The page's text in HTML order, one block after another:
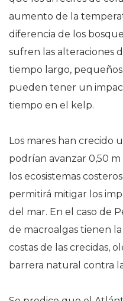
aumento de la
diferencia de los
sufren las alteraciones
tiempo largo,
pueden tener un
tiempo en el kelp.
Los mares han crecido
podrían avanzar 0,50 m
los ecosistemas
permitirá mitigar los
del mar. En el caso de
de macroalgas tienen
costas de las crecidas,
barrera natural contra